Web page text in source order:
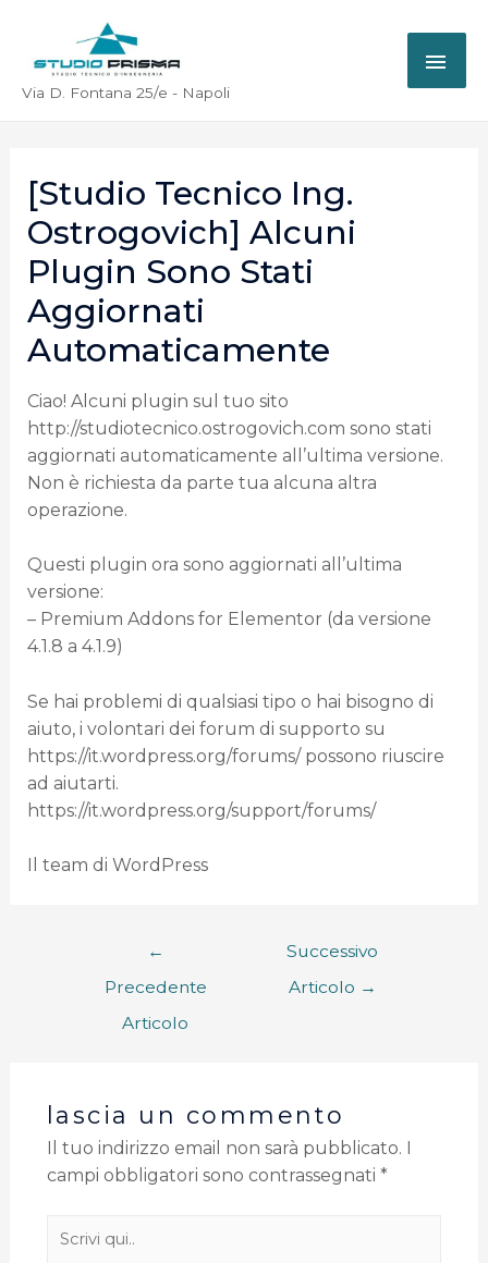
Via D. Fontana 25/e - Napoli
[Studio Tecnico Ing.
Ostrogovich] Alcuni
Plugin Sono Stati
Aggiornati
Automaticamente
Ciao! Alcuni plugin sul tuo sito
http://studiotecnico.ostrogovich.com sono stati
aggiornati automaticamente all’ultima versione.
Non è richiesta da parte tua alcuna altra
operazione.
Questi plugin ora sono aggiornati all’ultima
versione:
– Premium Addons for Elementor (da versione
4.1.8 a 4.1.9)
Se hai problemi di qualsiasi tipo o hai bisogno di
aiuto, i volontari dei forum di supporto su
https://it.wordpress.org/forums/ possono riuscire
ad aiutarti.
https://it.wordpress.org/support/forums/
Il team di WordPress
←
Precedente
Articolo
Successivo
Articolo →
lascia un commento
Il tuo indirizzo email non sarà pubblicato.
campi obbligatori sono contrassegnati *